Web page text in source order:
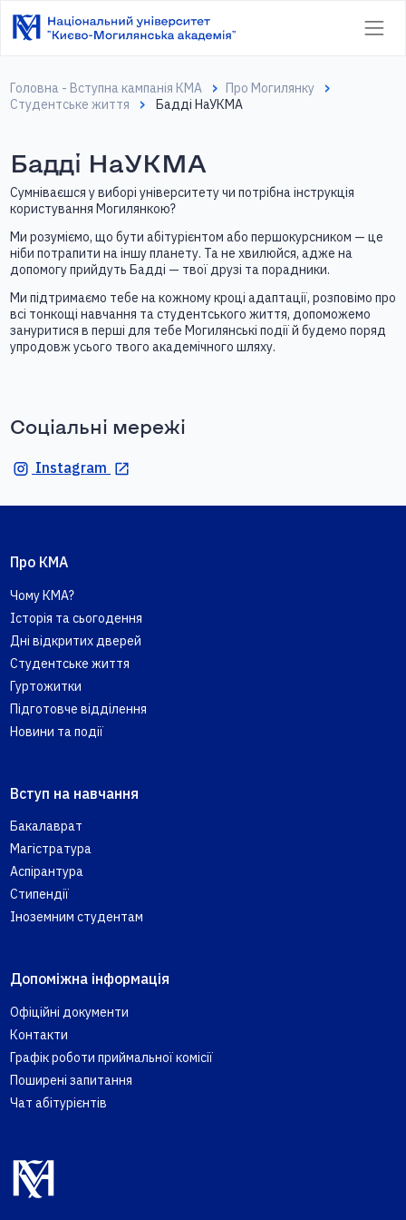
Головна - Вступна кампанія КМА
Про Могилянку
Студентське життя
Бадді НаУКМА
Бадді НаУКМА
Сумніваєшся у виборі університету чи потрібна інструкція
користування Могилянкою?
Ми розуміємо, що бути абітурієнтом або першокурсником — це
ніби потрапити на іншу планету. Та не хвилюйся, адже на
допомогу прийдуть Бадді — твої друзі та порадники.
Ми підтримаємо тебе на кожному кроці адаптації, розповімо про
всі тонкощі навчання та студентського життя, допоможемо
зануритися в перші для тебе Могилянські події й будемо поряд
упродовж усього твого академічного шляху.
Соціальні мережі
Instagram
Про КМА
Чому КМА?
Історія та сьогодення
Дні відкритих дверей
Студентське життя
Гуртожитки
Підготовче відділення
Новини та події
Вступ на навчання
Бакалаврат
Магістратура
Аспірантура
Стипендії
Іноземним студентам
Допоміжна інформація
Офіційні документи
Контакти
Графік роботи приймальної комісії
Поширені запитання
Чат абітурієнтів